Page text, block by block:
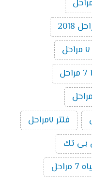
فلتر ٧مراحل